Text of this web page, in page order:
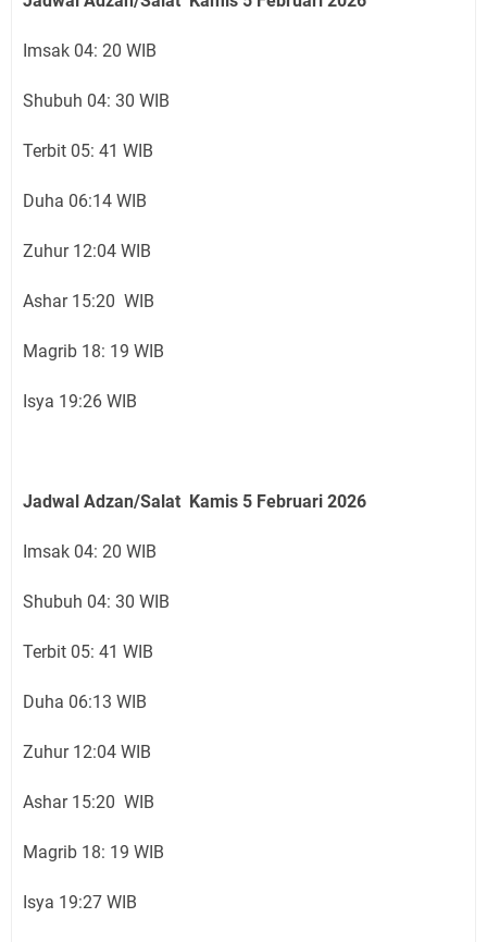
Imsak 04: 20 WIB
Shubuh 04: 30 WIB
Terbit 05: 41 WIB
Duha 06:14 WIB
Zuhur 12:04 WIB
Ashar 15:20 WIB
Magrib 18: 19 WIB
Isya 19:26 WIB
Jadwal Adzan/Salat Kamis 5 Februari 2026
Imsak 04: 20 WIB
Shubuh 04: 30 WIB
Terbit 05: 41 WIB
Duha 06:13 WIB
Zuhur 12:04 WIB
Ashar 15:20 WIB
Magrib 18: 19 WIB
Isya 19:27 WIB